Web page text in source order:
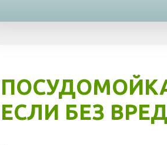
ЕСЛИ БЕЗ